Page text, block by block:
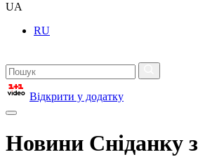
UA
RU
Відкрити у додатку
Новини Сніданку